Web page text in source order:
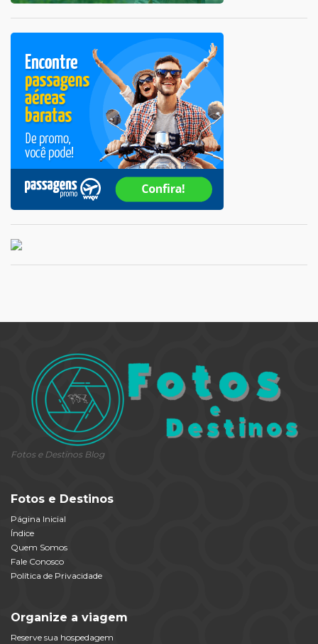
Fotos e Destinos Blog
Fotos e Destinos
Página Inicial
Índice
Quem Somos
Fale Conosco
Política de Privacidade
Organize a viagem
Reserve sua hospedagem